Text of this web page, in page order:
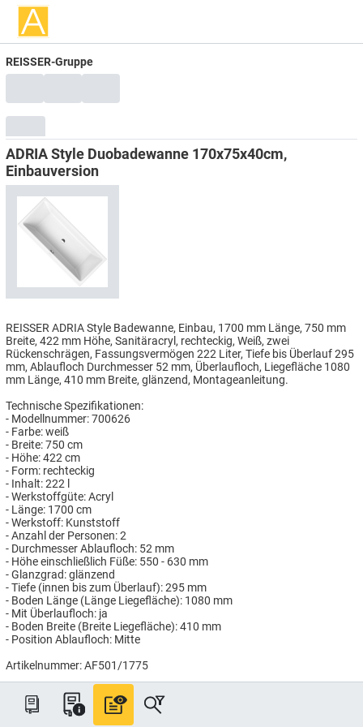
REISSER-Gruppe
ADRIA Style Duobadewanne 170x75x40cm,
Einbauversion
REISSER ADRIA Style Badewanne, Einbau, 1700 mm Länge, 750 mm
Breite, 422 mm Höhe, Sanitäracryl, rechteckig, Weiß, zwei
Rückenschrägen, Fassungsvermögen 222 Liter, Tiefe bis Überlauf 295
mm, Ablaufloch Durchmesser 52 mm, Überlaufloch, Liegefläche 1080
mm Länge, 410 mm Breite, glänzend, Montageanleitung.
Technische Spezifikationen:
- Modellnummer: 700626
- Farbe: weiß
- Breite: 750 cm
- Höhe: 422 cm
- Form: rechteckig
- Inhalt: 222 l
- Werkstoffgüte: Acryl
- Länge: 1700 cm
- Werkstoff: Kunststoff
- Anzahl der Personen: 2
- Durchmesser Ablaufloch: 52 mm
- Höhe einschließlich Füße: 550 - 630 mm
- Glanzgrad: glänzend
- Tiefe (innen bis zum Überlauf): 295 mm
- Boden Länge (Länge Liegefläche): 1080 mm
- Mit Überlaufloch: ja
- Boden Breite (Breite Liegefläche): 410 mm
- Position Ablaufloch: Mitte
Artikelnummer: AF501/1775